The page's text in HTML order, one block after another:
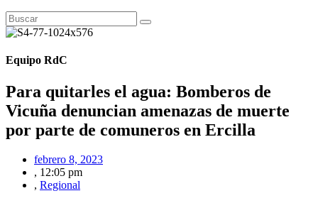
Equipo RdC
Para quitarles el agua: Bomberos de
Vicuña denuncian amenazas de muerte
por parte de comuneros en Ercilla
febrero 8, 2023
, 12:05 pm
, Regional